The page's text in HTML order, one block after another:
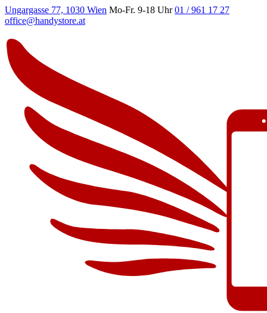
Ungargasse 77, 1030 Wien Mo-Fr. 9-18 Uhr 01 / 961 17 27
office@handystore.at